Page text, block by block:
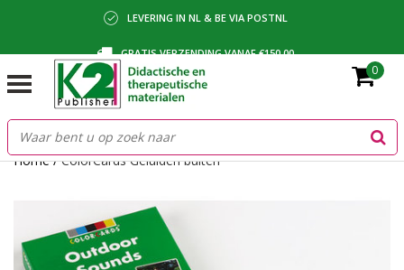
LEVERING IN NL & BE VIA POSTNL
GRATIS VERZENDING VANAF €150,00
BETALING VIA IDEAL, BANCONTACT OF FACTUUR
0
Home/ColorCards Geluiden buiten